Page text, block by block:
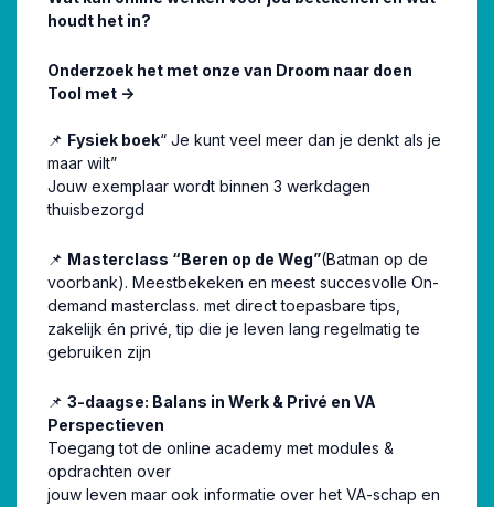
houdt het in?
Onderzoek het met onze van Droom naar doen
Tool met ->
📌 Fysiek boek“ Je kunt veel meer dan je denkt als je
maar wilt”
Jouw exemplaar wordt binnen 3 werkdagen
thuisbezorgd
📌 Masterclass “Beren op de Weg”(Batman op de
voorbank). Meestbekeken en meest succesvolle On-
demand masterclass. met direct toepasbare tips,
zakelijk én privé, tip die je leven lang regelmatig te
gebruiken zijn
📌 3-daagse: Balans in Werk & Privé en VA
Perspectieven
Toegang tot de online academy met modules &
opdrachten over
jouw leven maar ook informatie over het VA-schap en